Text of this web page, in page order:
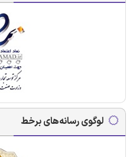
لوگوی رسانه‌های برخط